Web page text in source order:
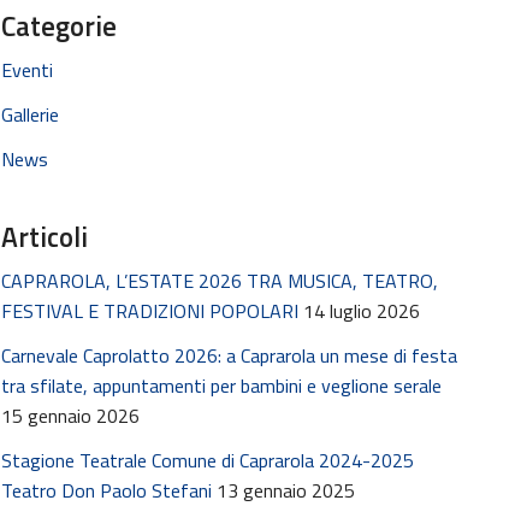
Categorie
Eventi
Gallerie
News
Articoli
CAPRAROLA, L’ESTATE 2026 TRA MUSICA, TEATRO,
FESTIVAL E TRADIZIONI POPOLARI 14 luglio 2026
Carnevale Caprolatto 2026: a Caprarola un mese di festa
tra sfilate, appuntamenti per bambini e veglione serale
15 gennaio 2026
Stagione Teatrale Comune di Caprarola 2024-2025
Teatro Don Paolo Stefani 13 gennaio 2025